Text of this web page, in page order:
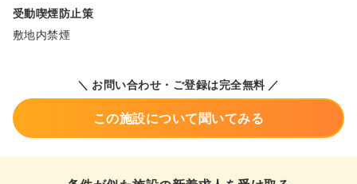
受動喫煙防止策
敷地内禁煙
＼ お問い合わせ・ご登録は完全無料 ／
この施設について聞いてみる